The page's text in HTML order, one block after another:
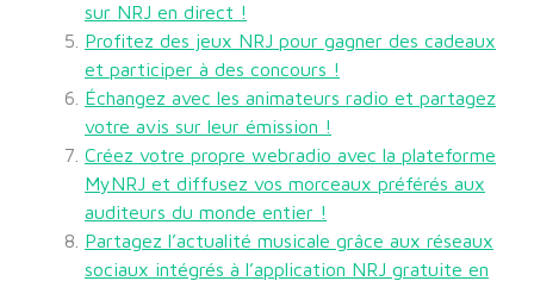
sur NRJ en direct !
Profitez des jeux NRJ pour gagner des cadeaux
et participer à des concours !
Échangez avec les animateurs radio et partagez
votre avis sur leur émission !
Créez votre propre webradio avec la plateforme
MyNRJ et diffusez vos morceaux préférés aux
auditeurs du monde entier !
Partagez l’actualité musicale grâce aux réseaux
sociaux intégrés à l’application NRJ gratuite en